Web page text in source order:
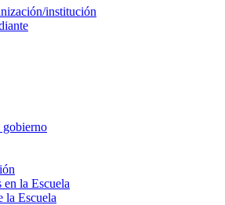
institución
gobierno
la Escuela
la Escuela